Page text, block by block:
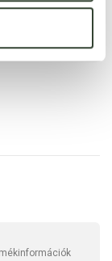
esetén
pontos és
döntéseit!